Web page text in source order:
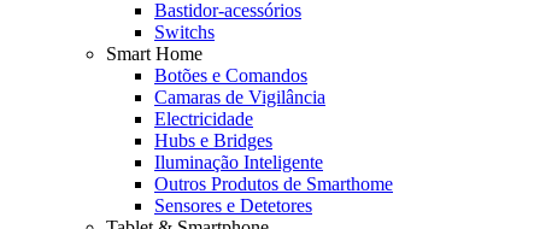
Bastidor-acessórios
Switchs
Smart Home
Botões e Comandos
Camaras de Vigilância
Electricidade
Hubs e Bridges
Iluminação Inteligente
Outros Produtos de Smarthome
Sensores e Detetores